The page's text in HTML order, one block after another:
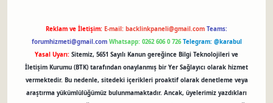
Reklam ve İletişim: E-mail: backlinkpaneli@gmail.com Teams:
forumhizmeti@gmail.com Whatsapp: 0262 606 0 726 Telegram: @karabul
Yasal Uyarı: Sitemiz, 5651 Sayılı Kanun gereğince Bilgi Teknolojileri ve
İletişim Kurumu (BTK) tarafından onaylanmış bir Yer Sağlayıcı olarak hizmet
vermektedir. Bu nedenle, sitedeki içerikleri proaktif olarak denetleme veya
araştırma yükümlülüğümüz bulunmamaktadır. Ancak, üyelerimiz yazdıkları